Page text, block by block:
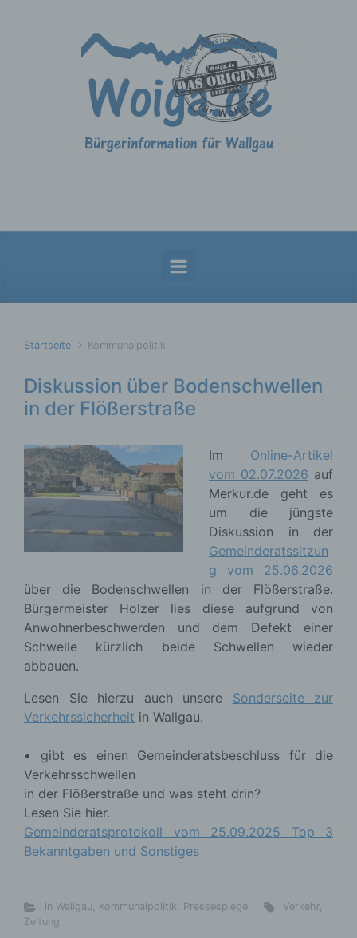
Startseite Kommunalpolitik
Diskussion über Bodenschwellen
in der Flößerstraße
Im Online-Artikel
vom 02.07.2026 auf
Merkur.de geht es
um die jüngste
Diskussion in der
Gemeinderatssitzun
g vom 25.06.2026
über die Bodenschwellen in der Flößerstraße.
Bürgermeister Holzer lies diese aufgrund von
Anwohnerbeschwerden und dem Defekt einer
Schwelle kürzlich beide Schwellen wieder
abbauen.
Lesen Sie hierzu auch unsere Sonderseite zur
Verkehrssicherheit in Wallgau.
• gibt es einen Gemeinderatsbeschluss für die
Verkehrsschwellen
in der Flößerstraße und was steht drin?
Lesen Sie hier.
Gemeinderatsprotokoll vom 25.09.2025 Top 3
Bekanntgaben und Sonstiges
in Wallgau, Kommunalpolitik, Pressespiegel Verkehr,
Zeitung